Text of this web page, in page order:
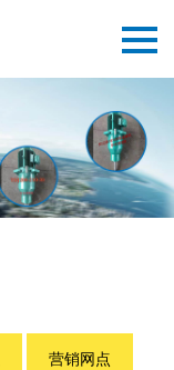
营销网点